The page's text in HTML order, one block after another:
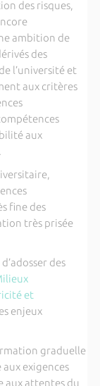
des risques,
ambition de
des
l’université et
aux critères
aux
fine des
très prisée
des
et
enjeux
graduelle
exigences
aux attentes du